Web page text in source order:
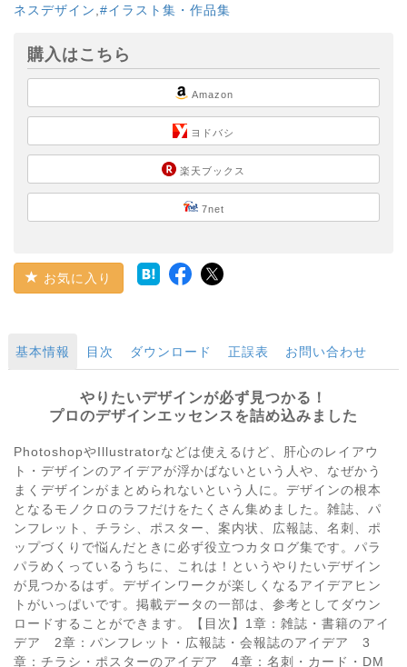
ネスデザイン #イラスト集・作品集
購入はこちら
Amazon
ヨドバシ
楽天ブックス
7net
お気に入り
基本情報 目次 ダウンロード 正誤表 お問い合わせ
やりたいデザインが必ず見つかる！
プロのデザインエッセンスを詰め込みました
PhotoshopやIllustratorなどは使えるけど、肝心のレイアウ
ト・デザインのアイデアが浮かばないという人や、なぜかう
まくデザインがまとめられないという人に。デザインの根本
となるモノクロのラフだけをたくさん集めました。雑誌、パ
ンフレット、チラシ、ポスター、案内状、広報誌、名刺、ポ
ップづくりで悩んだときに必ず役立つカタログ集です。パラ
パラめくっているうちに、これは！というやりたいデザイン
が見つかるはず。デザインワークが楽しくなるアイデアヒン
トがいっぱいです。掲載データの一部は、参考としてダウン
ロードすることができます。【目次】1章：雑誌・書籍のアイ
デア 2章：パンフレット・広報誌・会報誌のアイデア 3
章：チラシ・ポスターのアイデア 4章：名刺・カード・DM